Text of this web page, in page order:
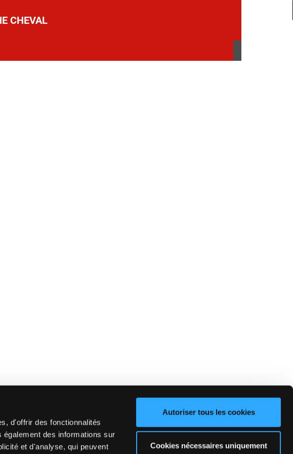
d'offrir des fonctionnalités
des informations sur
et d'analyse, qui peuvent
Autoriser tous les cookies
Cookies nécessaires uniquement
CHEVAL